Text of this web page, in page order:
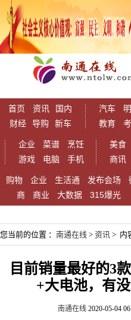
首页 资讯
国内
财经
导购 新车
汽车
教育
企业 菜谱
烹饪
游戏
电脑 手机
美食
商讯
购物 企业 生活通 发布会场
商
商业 大数据 315爆光
您当前的位置 ： 南通在线 > 资讯 > 内
目前销量最好的3
+大电池，有
南通在线 2020-05-04